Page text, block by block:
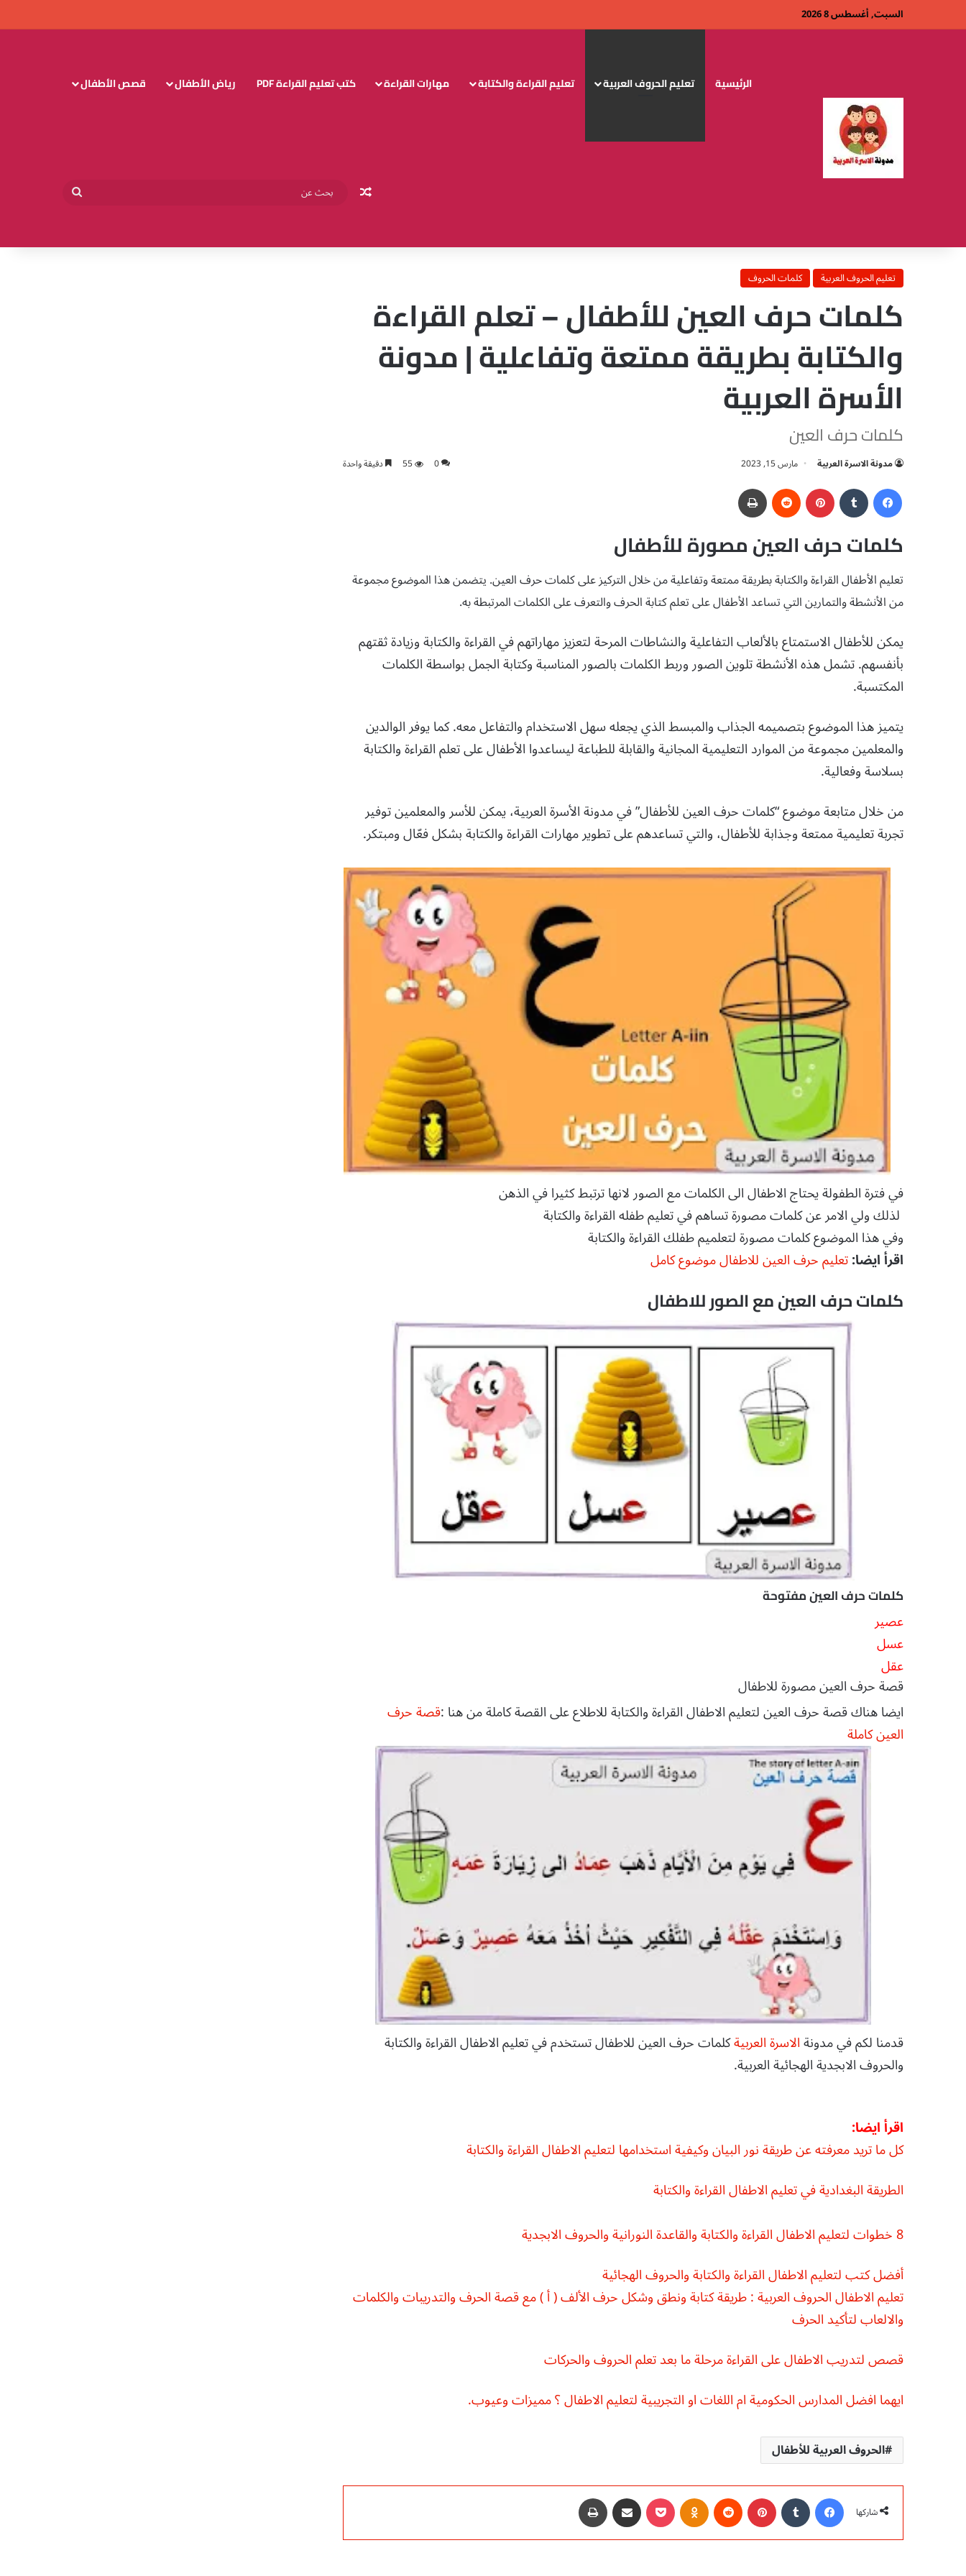
السبت, أغسطس 8 2026
الرئيسية تعليم الحروف العربية تعليم القراءة والكتابة مهارات القراءة كتب تعليم القراءة PDF رياض الأطفال قصص الأطفال
مقال عشوائي
تعليم الحروف العربية كلمات الحروف
كلمات حرف العين للأطفال – تعلم القراءة
والكتابة بطريقة ممتعة وتفاعلية | مدونة
الأسرة العربية
كلمات حرف العين
مدونة الاسرة العربية مارس 15, 2023 0
55 دقيقة واحدة
بينتيريست
كلمات حرف العين مصورة للأطفال
تعليم الأطفال القراءة والكتابة بطريقة ممتعة وتفاعلية من خلال التركيز على كلمات حرف العين. يتضمن هذا الموضوع مجموعة
من الأنشطة والتمارين التي تساعد الأطفال على تعلم كتابة الحرف والتعرف على الكلمات المرتبطة به.
يمكن للأطفال الاستمتاع بالألعاب التفاعلية والنشاطات المرحة لتعزيز مهاراتهم في القراءة والكتابة وزيادة ثقتهم
بأنفسهم. تشمل هذه الأنشطة تلوين الصور وربط الكلمات بالصور المناسبة وكتابة الجمل بواسطة الكلمات
المكتسبة.
يتميز هذا الموضوع بتصميمه الجذاب والمبسط الذي يجعله سهل الاستخدام والتفاعل معه. كما يوفر الوالدين
والمعلمين مجموعة من الموارد التعليمية المجانية والقابلة للطباعة ليساعدوا الأطفال على تعلم القراءة والكتابة
بسلاسة وفعالية.
من خلال متابعة موضوع “كلمات حرف العين للأطفال” في مدونة الأسرة العربية، يمكن للأسر والمعلمين توفير
تجربة تعليمية ممتعة وجذابة للأطفال، والتي تساعدهم على تطوير مهارات القراءة والكتابة بشكل فعّال ومبتكر.
في فترة الطفولة يحتاج الاطفال الى الكلمات مع الصور لانها ترتبط كثيرا في الذهن
لذلك ولي الامر عن كلمات مصورة تساهم في تعليم طفله القراءة والكتابة
وفي هذا الموضوع كلمات مصورة لتعلميم طفلك القراءة والكتابة
اقرأ ايضا:تعليم حرف العين للاطفال موضوع كامل
كلمات حرف العين مع الصور للاطفال
كلمات حرف العين مفتوحة
عصير
عسل
عقل
قصة حرف العين مصورة للاطفال
ايضا هناك قصة حرف العين لتعليم الاطفال القراءة والكتابة للاطلاع على القصة كاملة من هنا :قصة حرف
العين كاملة
قدمنا لكم في مدونةالاسرة العربيةكلمات حرف العين للاطفال تستخدم في تعليم الاطفال القراءة والكتابة
والحروف الابجدية الهجائية العربية.
اقرأ ايضا:
كل ما تريد معرفته عن طريقة نور البيان وكيفية استخدامها لتعليم الاطفال القراءة والكتابة
الطريقة البغدادية في تعليم الاطفال القراءة والكتابة
8 خطوات لتعليم الاطفال القراءة والكتابة والقاعدة النورانية والحروف الابجدية
أفضل كتب لتعليم الاطفال القراءة والكتابة والحروف الهجائية
تعليم الاطفال الحروف العربية : طريقة كتابة ونطق وشكل حرف الألف ( أ ) مع قصة الحرف والتدريبات والكلمات
والالعاب لتأكيد الحرف
قصص لتدريب الاطفال على القراءة مرحلة ما بعد تعلم الحروف والحركات
ايهما افضل المدارس الحكومية ام اللغات او التجريبية لتعليم الاطفال ؟ مميزات وعيوب.
الحروف العربية للأطفال
شاركها
بينتيريست